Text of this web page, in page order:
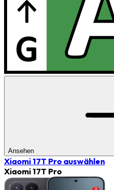
Ansehen
Xiaomi 17T Pro auswählen
Xiaomi 17T Pro